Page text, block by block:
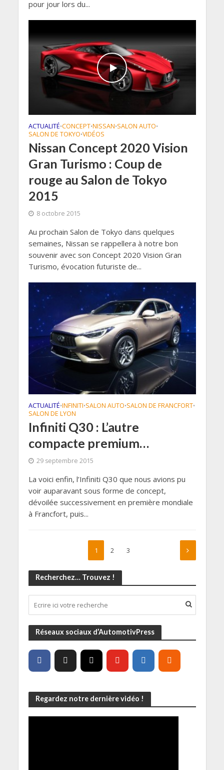
pour jour lors du...
ACTUALITÉ•CONCEPT•NISSAN•SALON AUTO•
SALON DE TOKYO•VIDÉOS
Nissan Concept 2020 Vision
Gran Turismo : Coup de
rouge au Salon de Tokyo
2015
8 octobre 2015
Au prochain Salon de Tokyo dans quelques
semaines, Nissan se rappellera à notre bon
souvenir avec son Concept 2020 Vision Gran
Turismo, évocation futuriste de...
ACTUALITÉ•INFINITI•SALON AUTO•SALON DE FRANCFORT•
SALON DE LYON
Infiniti Q30 : L’autre
compacte premium…
29 septembre 2015
La voici enfin, l’Infiniti Q30 que nous avions pu
voir auparavant sous forme de concept,
dévoilée successivement en première mondiale
à Francfort, puis...
1 2 3
Recherchez… Trouvez !
Réseaux sociaux d’AutomotivPress
Regardez notre dernière vidéo !